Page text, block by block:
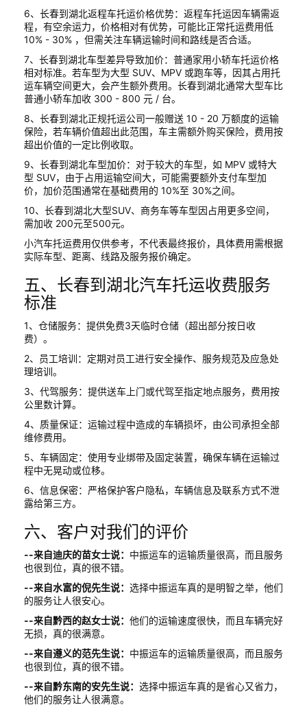
6、长春到湖北返程车托运价格优势：返程车托运因车辆需返
程，有空余运力，价格相对有优势，可能比正常托运费用低
10% - 30% ，但需关注车辆运输时间和路线是否合适。
7、长春到湖北车型差异导致加价：普通家用小轿车托运价格
相对标准。若车型为大型 SUV、MPV 或跑车等，因其占用托
运车辆空间更大，会产生额外费用。长春到湖北通常大型车比
普通小轿车加收 300 - 800 元 / 台。
8、长春到湖北正规托运公司一般赠送 10 - 20 万额度的运输
保险，若车辆价值超出此范围，车主需额外购买保险，费用按
超出价值的一定比例收取。
9、长春到湖北车型加价：对于较大的车型，如 MPV 或特大
型 SUV，由于占用运输空间大，可能需要额外支付车型加
价，加价范围通常在基础费用的 10%至 30%之间。
10、长春到湖北大型SUV、商务车等车型因占用更多空间，
需加收 200元至500元。
小汽车托运费用仅供参考，不代表最终报价，具体费用需根据
实际车型、距离、线路及服务报价确定。
五、长春到湖北汽车托运收费服务
标准
1、仓储服务：提供免费3天临时仓储（超出部分按日收
费）。
2、员工培训：定期对员工进行安全操作、服务规范及应急处
理培训。
3、代驾服务：提供送车上门或代驾至指定地点服务，费用按
公里数计算。
4、质量保证：运输过程中造成的车辆损坏，由公司承担全部
维修费用。
5、车辆固定：使用专业绑带及固定装置，确保车辆在运输过
程中无晃动或位移。
6、信息保密：严格保护客户隐私，车辆信息及联系方式不泄
露给第三方。
六、客户对我们的评价
--来自迪庆的苗女士说： 中振运车的运输质量很高，而且服务
也很到位，真的很不错。
--来自水富的倪先生说： 选择中振运车真的是明智之举，他们
的服务让人很安心。
--来自黔西的赵女士说： 他们的运输速度很快，而且车辆完好
无损，真的很满意。
--来自遵义的范先生说： 中振运车的运输质量很高，而且服务
也很到位，真的很不错。
--来自黔东南的安先生说： 选择中振运车真的是省心又省力，
他们的服务让人很满意。